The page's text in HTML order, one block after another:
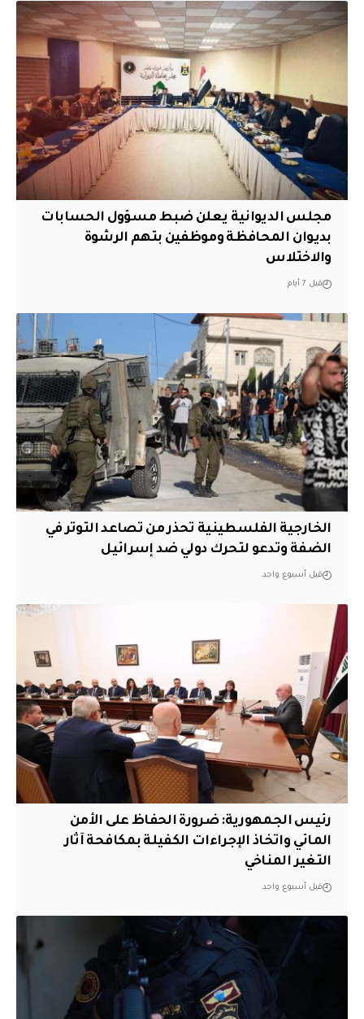
مجلس الديوانية يعلن ضبط مسؤول الحسابات
بديوان المحافظة وموظفين بتهم الرشوة
والاختلاس
قبل 7 أيام
الخارجية الفلسطينية تحذر من تصاعد التوتر في
الضفة وتدعو لتحرك دولي ضد إسرائيل
قبل أسبوع واحد
رئيس الجمهورية: ضرورة الحفاظ على الأمن
المائي واتخاذ الإجراءات الكفيلة بمكافحة آثار
التغير المناخي
قبل أسبوع واحد